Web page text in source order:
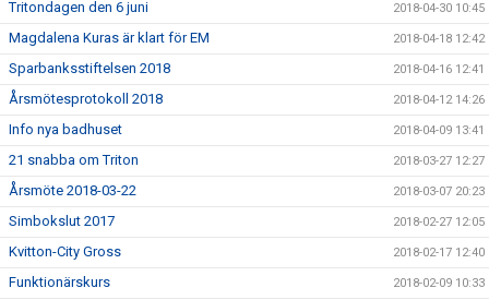
Tritondagen den 6 juni 2018-04-30 10:45
Magdalena Kuras är klart för EM 2018-04-18 12:42
Sparbanksstiftelsen 2018 2018-04-16 12:41
Årsmötesprotokoll 2018 2018-04-12 14:26
Info nya badhuset 2018-04-09 13:41
21 snabba om Triton 2018-03-27 12:27
Årsmöte 2018-03-22 2018-03-07 20:23
Simbokslut 2017 2018-02-27 12:05
Kvitton-City Gross 2018-02-17 12:40
Funktionärskurs 2018-02-09 10:33